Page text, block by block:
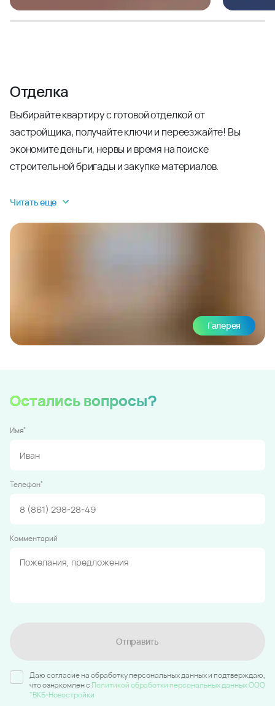
Отделка
Выбирайте квартиру с готовой отделкой от
застройщика, получайте ключи и переезжайте! Вы
экономите деньги, нервы и время на поиске
строительной бригады и закупке материалов.
Читать еще
Галерея
Остались вопросы?
Имя*
Телефон*
Комментарий
Отправить
Даю согласие на обработку персональных данных и подтверждаю,
что ознакомлен c Политикой обработки персональных данных ООО
"ВКБ-Новостройки